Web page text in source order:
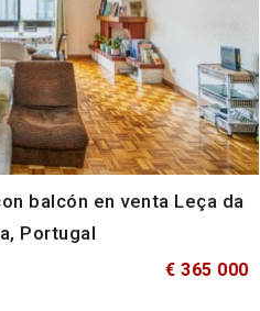
balcón en venta Leça da
Portugal
€ 365 000